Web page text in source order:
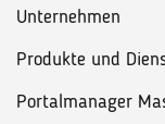
Unternehmen
Produkte und
Portalmanager